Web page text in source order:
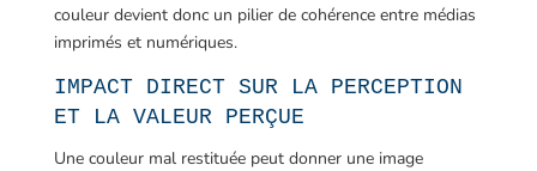
couleur devient donc un pilier de cohérence entre médias
imprimés et numériques.
IMPACT DIRECT SUR LA PERCEPTION
ET LA VALEUR PERÇUE
Une couleur mal restituée peut donner une image